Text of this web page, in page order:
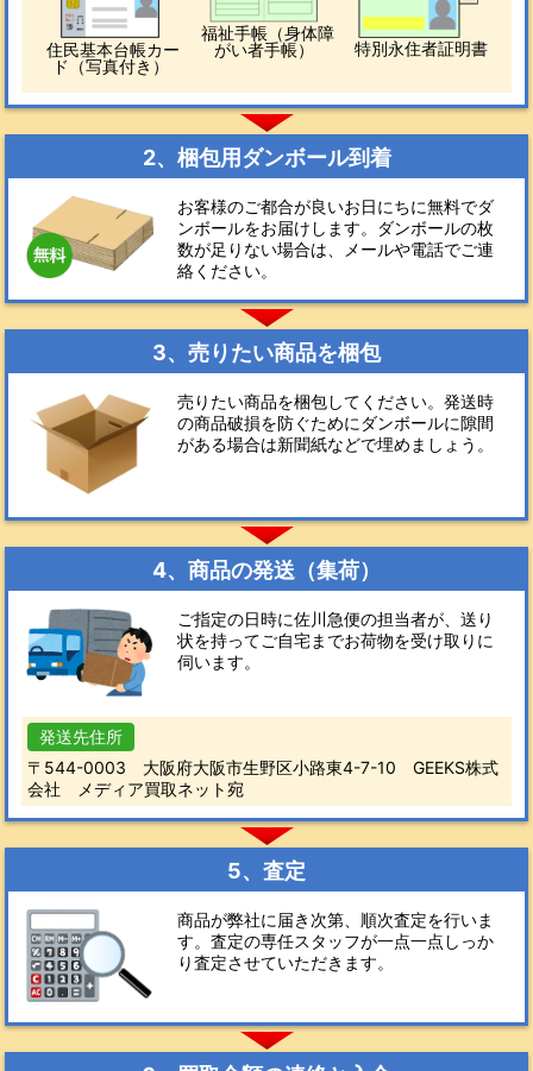
住民基本台帳カー
ド（写真付き）
福祉手帳（身体障
がい者手帳）
特別永住者証明書
2、梱包用ダンボール到着
お客様のご都合が良いお日にちに無料でダ
ンボールをお届けします。ダンボールの枚
数が足りない場合は、メールや電話でご連
絡ください。
3、売りたい商品を梱包
売りたい商品を梱包してください。発送時
の商品破損を防ぐためにダンボールに隙間
がある場合は新聞紙などで埋めましょう。
4、商品の発送（集荷）
ご指定の日時に佐川急便の担当者が、送り
状を持ってご自宅までお荷物を受け取りに
伺います。
発送先住所
〒544-0003 大阪府大阪市生野区小路東4-7-10 GEEKS株式
会社 メディア買取ネット宛
5、査定
商品が弊社に届き次第、順次査定を行いま
す。査定の専任スタッフが一点一点しっか
り査定させていただきます。